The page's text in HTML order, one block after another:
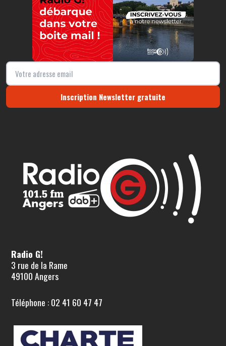
Inscription Newsletter gratuite
Radio G!
3 rue de la Rame
49100 Angers
Téléphone : 02 41 60 47 47